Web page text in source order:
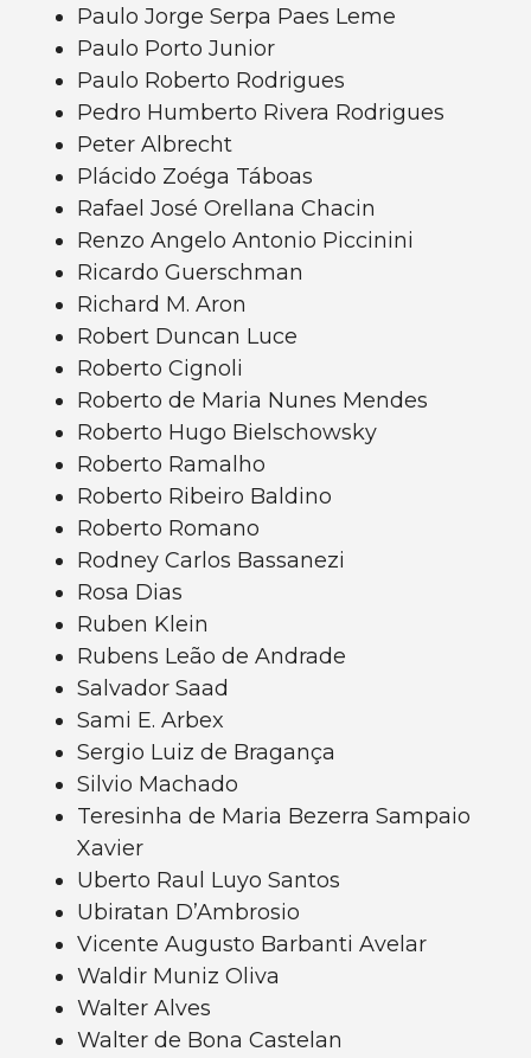
Paulo Jorge Serpa Paes Leme
Paulo Porto Junior
Paulo Roberto Rodrigues
Pedro Humberto Rivera Rodrigues
Peter Albrecht
Plácido Zoéga Táboas
Rafael José Orellana Chacin
Renzo Angelo Antonio Piccinini
Ricardo Guerschman
Richard M. Aron
Robert Duncan Luce
Roberto Cignoli
Roberto de Maria Nunes Mendes
Roberto Hugo Bielschowsky
Roberto Ramalho
Roberto Ribeiro Baldino
Roberto Romano
Rodney Carlos Bassanezi
Rosa Dias
Ruben Klein
Rubens Leão de Andrade
Salvador Saad
Sami E. Arbex
Sergio Luiz de Bragança
Silvio Machado
Teresinha de Maria Bezerra Sampaio
Xavier
Uberto Raul Luyo Santos
Ubiratan D’Ambrosio
Vicente Augusto Barbanti Avelar
Waldir Muniz Oliva
Walter Alves
Walter de Bona Castelan